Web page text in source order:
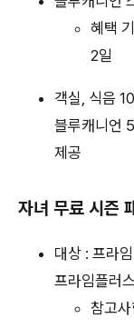
혜택
2일
객실, 식음
블루캐니언
제공
자녀 무료 시즌
대상 : 프라
프라임플러
참고